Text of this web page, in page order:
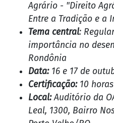
Agrário - "Direito
Entre a Tradição e a
Tema central:
importância no
Rondônia
Data: 16 e 17 de
Certificação:10 horas
Local:Auditório da
Leal, 1300, Bairro